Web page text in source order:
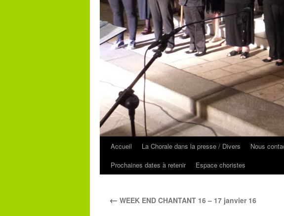
Accueil La Chorale dans la presse / Divers Nous
Prochaines dates à retenir
Espace choristes
← WEEK END CHANTANT 16 – 17 janvier 16